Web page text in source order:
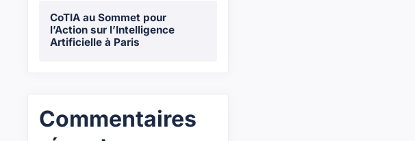
CoTIA au Sommet pour
l’Action sur l’Intelligence
Artificielle à Paris
Commentaires